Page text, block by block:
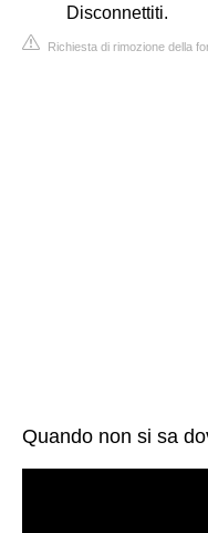
Disconnettiti.
Richiesta di rimozione della
Quando non si sa